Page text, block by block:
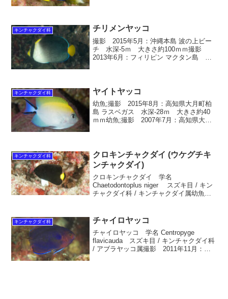
キンチャクダイ科 チリメンヤッコ
撮影 2015年5月：沖縄本島 波の上ビー
チ 水深-5ｍ 大きさ約100ｍｍ撮影
2013年6月：フィリピン マクタン島 水
キンチャクダイ科 ヤイトヤッコ
幼魚;撮影 2015年8月：高知県大月町柏
島 ラスベガス 水深-28ｍ 大きさ約40
ｍｍ幼魚;撮影 2007年7月：高知県大月
キンチャクダイ科
クロキンチャクダイ (ウケグチキ
ンチャクダイ)
クロキンチャクダイ 学名
Chaetodontoplus niger スズキ目 / キン
チャクダイ科 / キンチャクダイ属幼魚：
Black angelfish...
キンチャクダイ科 チャイロヤッコ
チャイロヤッコ 学名 Centropyge
flavicauda スズキ目 / キンチャクダイ科
/ アブラヤッコ属撮影 2011年11月：静